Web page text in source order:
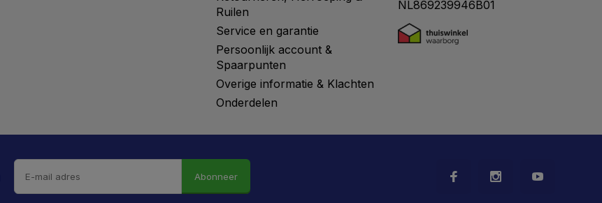
Ruilen
Service en garantie
Persoonlijk account &
Spaarpunten
Overige informatie & Klachten
Onderdelen
NL869239946B01
Abonneer